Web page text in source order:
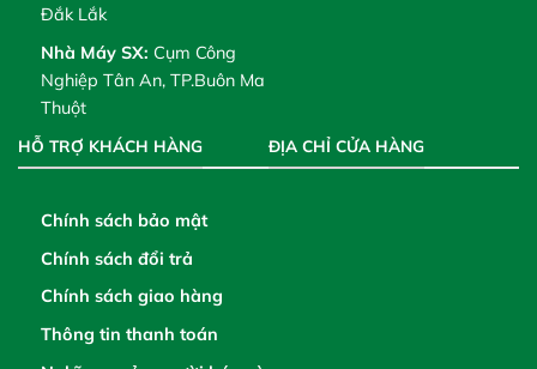
Đắk Lắk
Nhà Máy SX: Cụm Công
Nghiệp Tân An, TP.Buôn Ma
Thuột
HỖ TRỢ KHÁCH HÀNG
Chính sách bảo mật
Chính sách đổi trả
Chính sách giao hàng
Thông tin thanh toán
ĐỊA CHỈ CỬA HÀNG